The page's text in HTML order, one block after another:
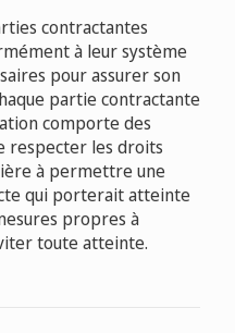
contractantes
à leur système
pour assurer son
partie contractante
comporte des
respecter les droits
à permettre une
qui porterait atteinte
propres à
toute atteinte.